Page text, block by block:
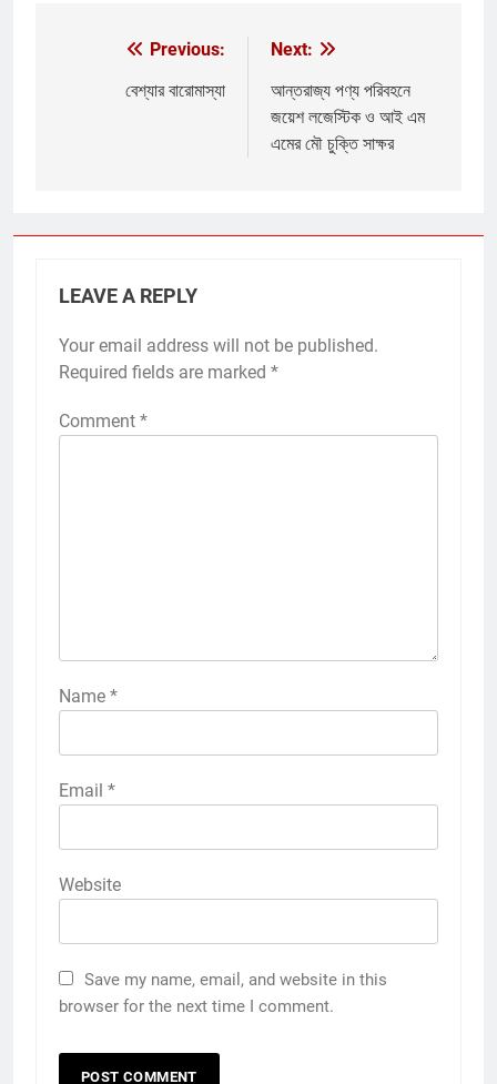
navigation
Previous:
বেশ্যার বারোমাস্যা
Next:
আন্তরাজ্য পণ্য পরিবহনে
জয়েশ লজেস্টিক ও আই এম
এমের মৌ চুক্তি সাক্ষর
LEAVE A REPLY
Your email address will not be published.
Required fields are marked *
Comment *
Name *
Email *
Website
Save my name, email, and website in this
browser for the next time I comment.